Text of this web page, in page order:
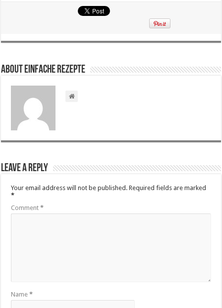
About Einfache Rezepte
Leave a Reply
Your email address will not be published. Required fields are marked
*
Comment*
Name*